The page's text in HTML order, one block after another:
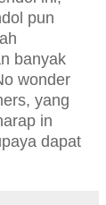
pun
banyak
wonder
yang
in
dapat